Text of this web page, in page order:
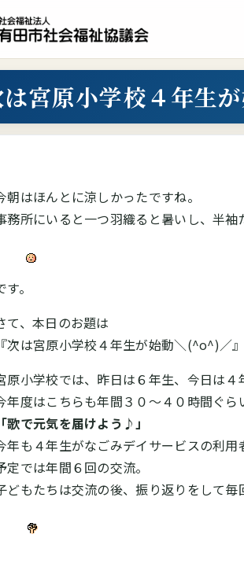
は宮原小学校４年生
朝はほんとに涼しかったですね。
務所にいると一つ羽織ると暑いし、半
す。
て、本日のお題は
『次は宮原小学校４年生が始動＼(^o^)／
原小学校では、昨日は６年生、今日は
年度はこちらも年間３０～４０時間ぐら
「歌で元気を届けよう♪」
年も４年生がなごみデイサービスの利用
定では年間６回の交流。
どもたちは交流の後、振り返りをして